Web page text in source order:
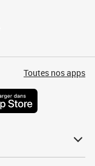
Toutes nos apps